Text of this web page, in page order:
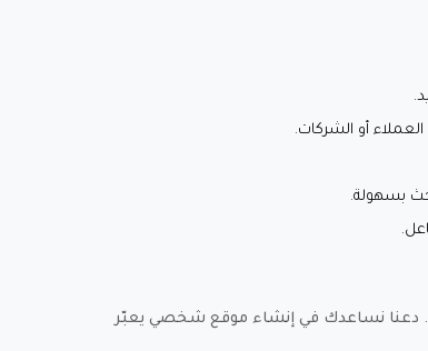
أو الشركات.
بسهولة.
دعنا نساعدك في إنشاء موقع شخصي يعبّر